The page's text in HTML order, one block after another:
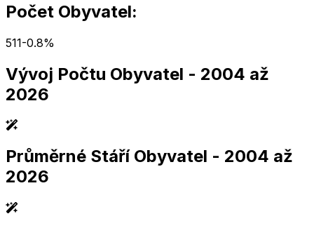
Počet Obyvatel:
511-0.8%
Vývoj Počtu Obyvatel - 2004 až
2026
2,005 2,010 2,015 2,020 2,025
2,005 2,010 2,015 2,020 2,025
Průměrné Stáří Obyvatel - 2004 až
2026